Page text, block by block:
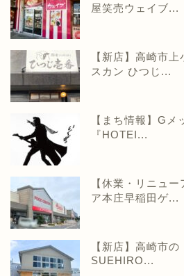
屋笑売ウェイブ...
【新店】高崎市
スカン ひつじ...
【まち情報】Gメ
『HOTEI...
【休業・リニュ
ア本庄早稲田ゲ...
【新店】高崎市
SUEHIRO...